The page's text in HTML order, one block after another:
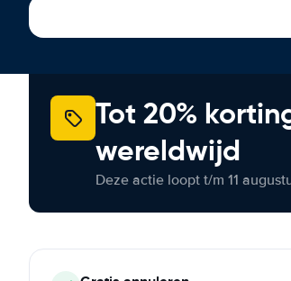
Tot 20%
wereldwijd
Deze actie loopt t/m 11